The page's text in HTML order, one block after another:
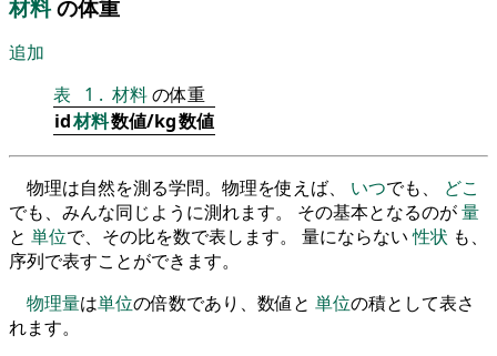
材料の体重
追加
表
1 . 材料の体重
id材料数値/kg数値
物理は自然を測る学問。物理を使えば、 いつでも、 どこ
でも、みんな同じように測れます。 その基本となるのが量
と 単位で、その比を数で表します。 量にならない性状 も、
序列で表すことができます。
物理量は単位の倍数であり、数値と 単位の積として表さ
れます。